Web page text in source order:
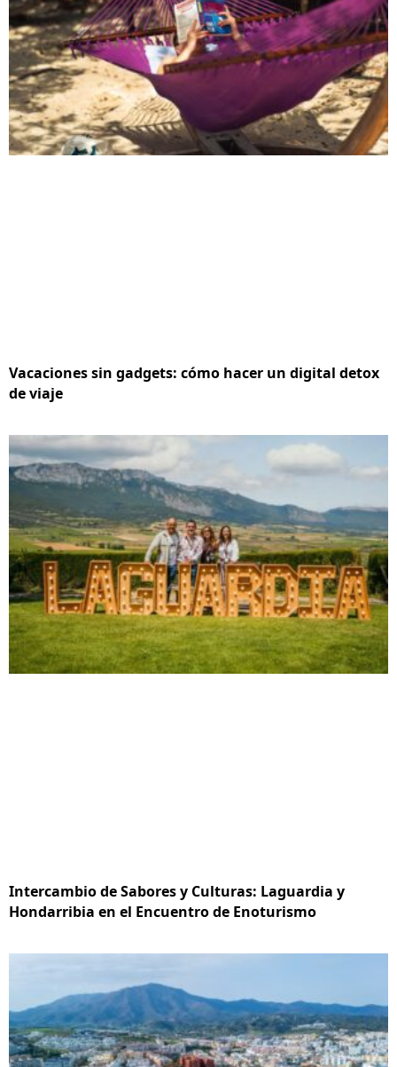
Vacaciones sin gadgets: cómo hacer un digital detox
de viaje
Intercambio de Sabores y Culturas: Laguardia y
Hondarribia en el Encuentro de Enoturismo